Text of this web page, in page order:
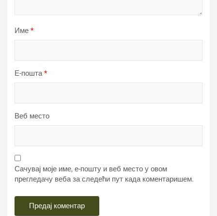
Име *
Е-пошта*
Веб место
Сачувај моје име, е-пошту и веб место у овом
прегледачу веба за следећи пут када коментаришем.